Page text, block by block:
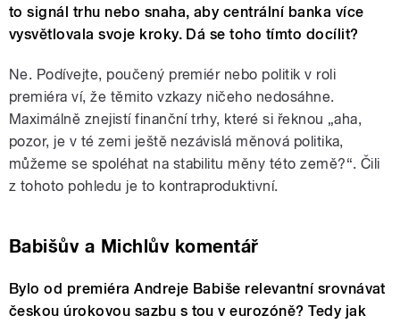
to signál trhu nebo snaha, aby centrální banka více
vysvětlovala svoje kroky. Dá se toho tímto docílit?
Ne. Podívejte, poučený premiér nebo politik v roli
premiéra ví, že těmito vzkazy ničeho nedosáhne.
Maximálně znejistí finanční trhy, které si řeknou „aha,
pozor, je v té zemi ještě nezávislá měnová politika,
můžeme se spoléhat na stabilitu měny této země?“. Čili
z tohoto pohledu je to kontraproduktivní.
Babišův a Michlův komentář
Bylo od premiéra Andreje Babiše relevantní srovnávat
českou úrokovou sazbu s tou v eurozóně? Tedy jak